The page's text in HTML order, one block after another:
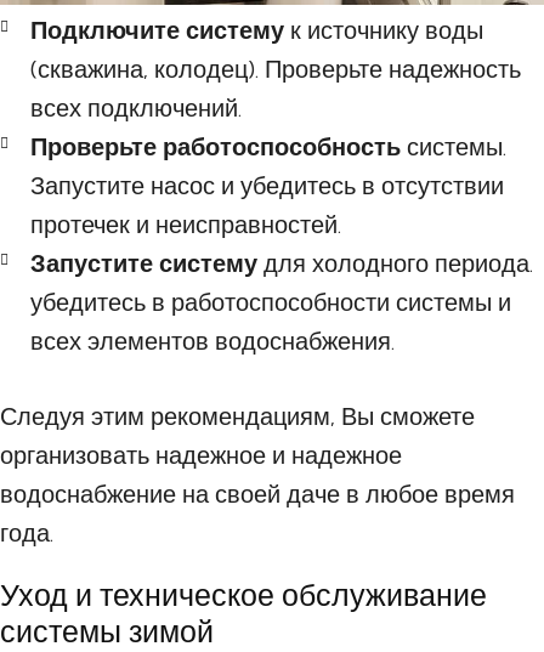
Подключите систему к источнику воды
(скважина, колодец). Проверьте надежность
всех подключений.
Проверьте работоспособность системы.
Запустите насос и убедитесь в отсутствии
протечек и неисправностей.
Запустите систему для холодного периода.
убедитесь в работоспособности системы и
всех элементов водоснабжения.
Следуя этим рекомендациям, Вы сможете
организовать надежное и надежное
водоснабжение на своей даче в любое время
года.
Уход и техническое обслуживание
системы зимой